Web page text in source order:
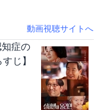
動画視聴サイトへ
症の
じ】